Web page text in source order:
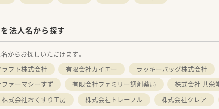
法人名から探す
からお探しいただけます。
ラフト株式会社 有限会社カイエー ラッキーバッグ株式会社
ァーマシーすず 有限会社ファミリー調剤薬局 株式会社 共栄
株式会社おくすり工房 株式会社トレーフル 株式会社クレア